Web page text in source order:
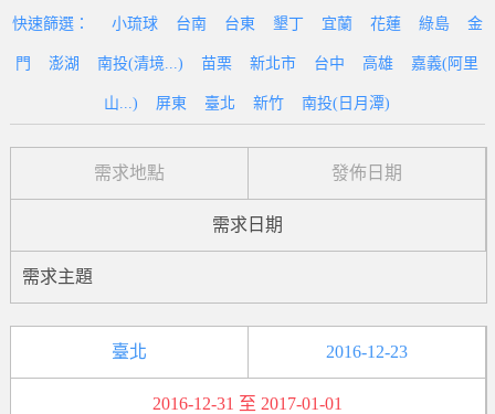
快速篩選： 小琉球 台南 台東 墾丁 宜蘭 花蓮 綠島 金
門 澎湖 南投(清境...) 苗栗 新北市 台中 高雄 嘉義(阿里
山...) 屏東 臺北 新竹 南投(日月潭)
需求地點 發佈日期
需求日期
需求主題
臺北 2016-12-23
2016-12-31 至 2017-01-01